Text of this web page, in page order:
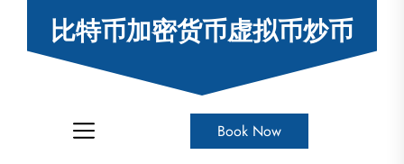
比特币加密货币虚拟币炒币
Book Now